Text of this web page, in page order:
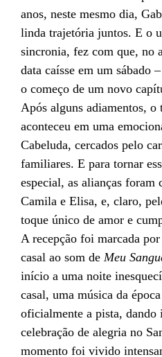
anos, neste mesmo dia,
linda trajetória juntos. E o
sincronia, fez com que, no
data caísse em um sábado
o começo de um novo
Após alguns adiamentos, o
aconteceu em uma
Cabeluda, cercados pelo
familiares. E para tornar
especial, as alianças foram
Camila e Elisa, e, claro,
toque único de amor e
A recepção foi marcada
casal ao som de Meu
início a uma noite
casal, uma música da
oficialmente a pista, dando
celebração de alegria no
momento foi vivido